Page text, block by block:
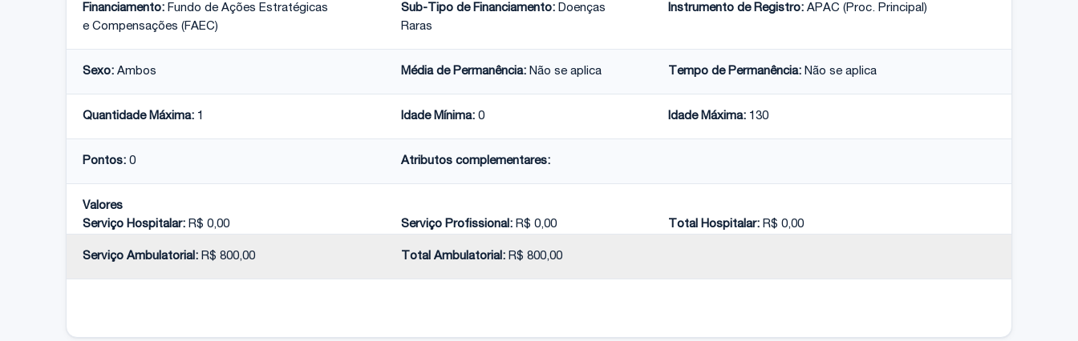
Financiamento: Fundo de Ações Estratégicas
e Compensações (FAEC)
Sub-Tipo de Financiamento: Doenças
Raras
Instrumento de Registro: APAC (Proc. Principal)
Sexo: Ambos Média de Permanência: Não se aplica Tempo de Permanência: Não se aplica
Quantidade Máxima: 1 Idade Mínima: 0 Idade Máxima: 130
Pontos: 0 Atributos complementares:
Valores
Serviço Hospitalar: R$ 0,00 Serviço Profissional: R$ 0,00 Total Hospitalar: R$ 0,00
Serviço Ambulatorial: R$ 800,00 Total Ambulatorial: R$ 800,00